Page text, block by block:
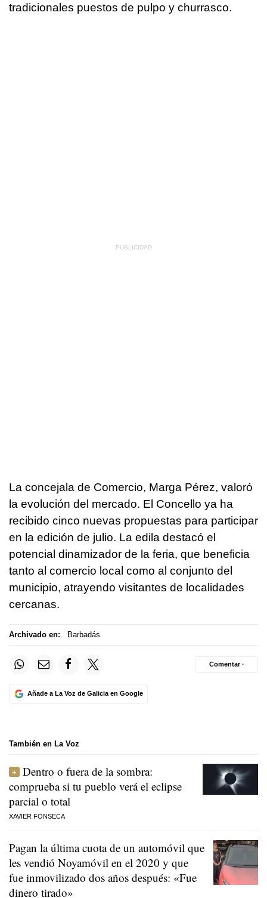
tradicionales puestos de pulpo y churrasco.
La concejala de Comercio, Marga Pérez, valoró
la evolución del mercado. El Concello ya ha
recibido cinco nuevas propuestas para participar
en la edición de julio. La edila destacó el
potencial dinamizador de la feria, que beneficia
tanto al comercio local como al conjunto del
municipio, atrayendo visitantes de localidades
cercanas.
Archivado en: Barbadás
Añade a La Voz de Galicia en Google
Comentar ·
También en La Voz
Dentro o fuera de la sombra:
comprueba si tu pueblo verá el eclipse
parcial o total
XAVIER FONSECA
Pagan la última cuota de un automóvil que
les vendió Noyamóvil en el 2020 y que
fue inmovilizado dos años después: «Fue
dinero tirado»